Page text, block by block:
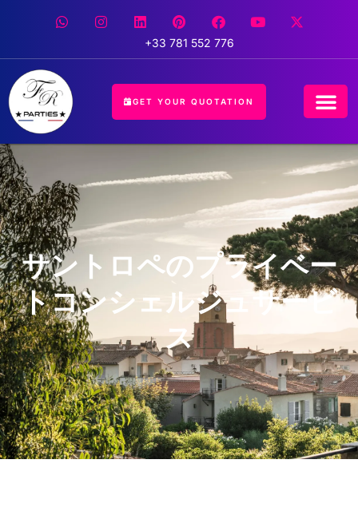
+33 781 552 776
GET YOUR QUOTATION
サントロペのプライベー
トコンシェルジュサービ
ス